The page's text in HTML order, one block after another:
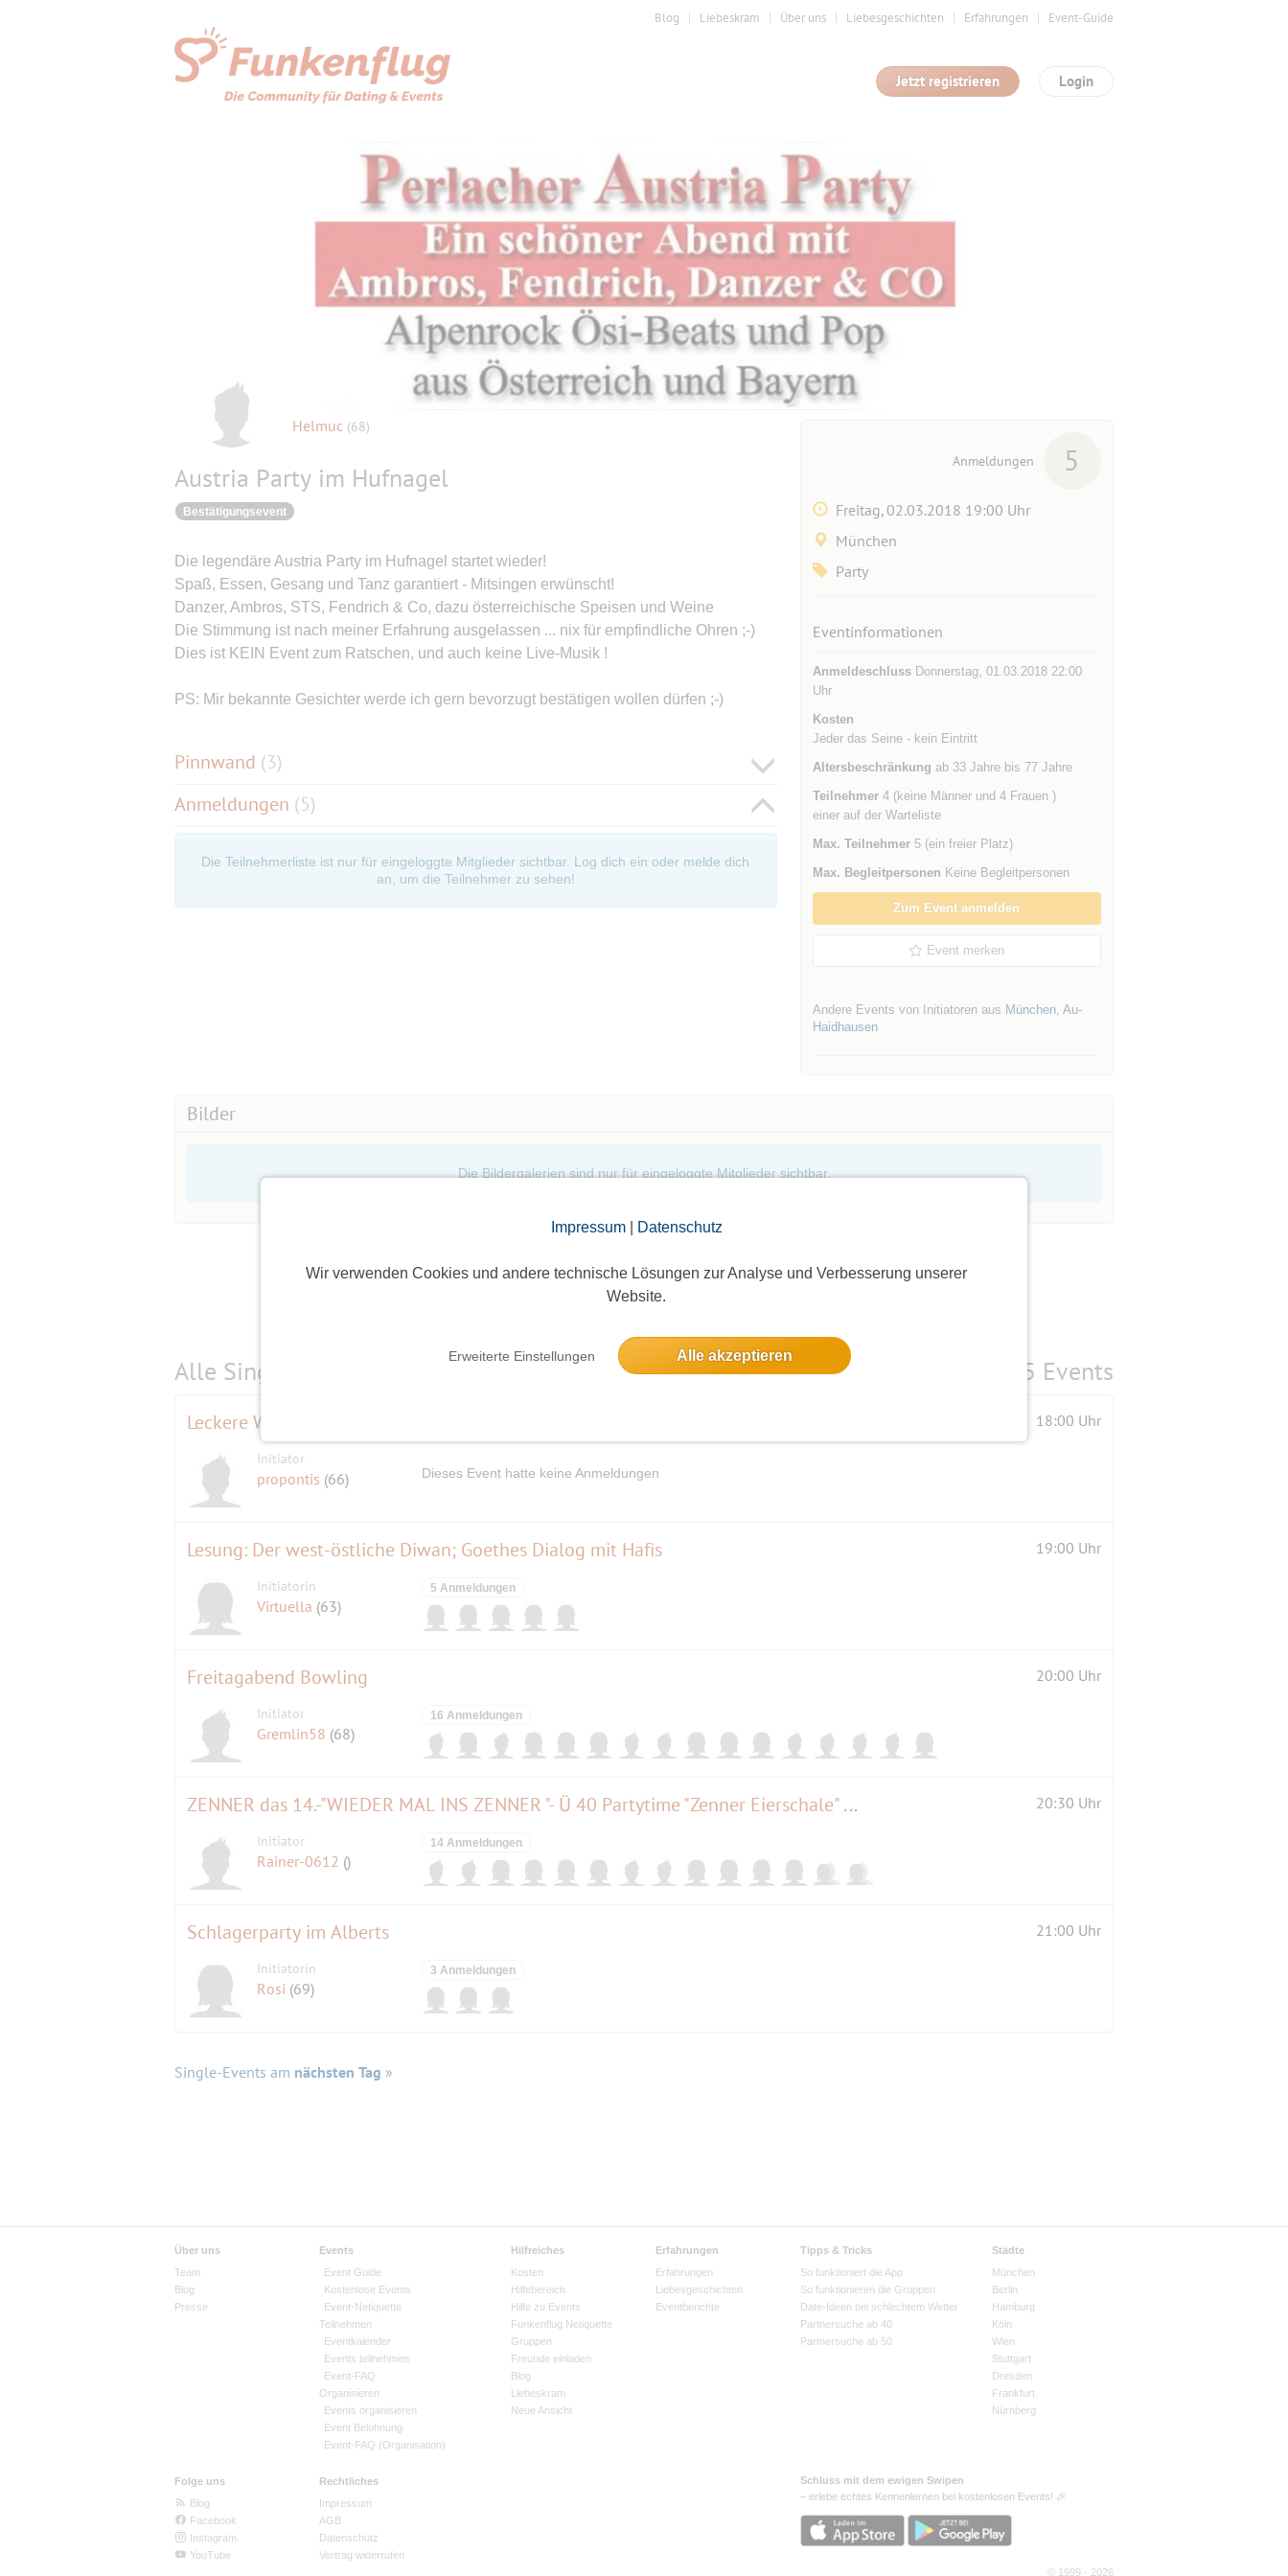
Impressum| Datenschutz
Wir verwenden Cookies und andere technische Lösungen zur Analyse und Verbesserung unserer
Website.
Erweiterte Einstellungen Alle akzeptieren
Blog Liebeskram Über uns Liebesgeschichten Erfahrungen Event-Guide
Login
Jetzt registrieren
Helmuc (68)
Austria Party im Hufnagel
Bestätigungsevent
Die legendäre Austria Party im Hufnagel startet wieder!
Spaß, Essen, Gesang und Tanz garantiert - Mitsingen erwünscht!
Danzer, Ambros, STS, Fendrich & Co, dazu österreichische Speisen und Weine
Die Stimmung ist nach meiner Erfahrung ausgelassen ... nix für empfindliche Ohren ;-)
Dies ist KEIN Event zum Ratschen, und auch keine Live-Musik !
PS: Mir bekannte Gesichter werde ich gern bevorzugt bestätigen wollen dürfen ;-)
Pinnwand (3)
Anmeldungen (5)
Die Teilnehmerliste ist nur für eingeloggte Mitglieder sichtbar. Log dich ein oder melde dich
an, um die Teilnehmer zu sehen!
Anmeldungen 5
Freitag, 02.03.2018 19:00 Uhr
München
Party
Eventinformationen
AnmeldeschlussDonnerstag, 01.03.2018 22:00
Uhr
Kosten
Jeder das Seine - kein Eintritt
Altersbeschränkung ab 33 Jahre bis 77 Jahre
Teilnehmer4 (keine Männer und 4 Frauen )
einer auf der Warteliste
Max. Teilnehmer5 (ein freier Platz)
Max. Begleitpersonen Keine Begleitpersonen
Zum Event anmelden
Event merken
Andere Events von Initiatoren aus München, Au-
Haidhausen
Bilder
Die Bildergalerien sind nur für eingeloggte Mitglieder sichtbar.
Alle Single-Events am selben Tag 5 Events
Leckere Weine im Weinhaus Köpenick 18:00 Uhr
Initiator
propontis (66) Dieses Event hatte keine Anmeldungen
Lesung: Der west-östliche Diwan; Goethes Dialog mit Hafis 19:00 Uhr
Initiatorin
Virtuella (63)
5 Anmeldungen
Freitagabend Bowling 20:00 Uhr
Initiator
Gremlin58 (68)
16 Anmeldungen
ZENNER das 14.-"WIEDER MAL INS ZENNER "- Ü 40 Partytime "Zenner Eierschale" das Original... 20:30 Uhr
Initiator
Rainer-0612 ()
14 Anmeldungen
Schlagerparty im Alberts 21:00 Uhr
Initiatorin
Rosi (69)
3 Anmeldungen
Single-Events am nächsten Tag »
Über uns
Team
Blog
Presse
Events
Event Guide
Kostenlose Events
Event-Netiquette
Teilnehmen
Eventkalender
Events teilnehmen
Event-FAQ
Organisieren
Events organisieren
Event Belohnung
Event-FAQ (Organisation)
Hilfreiches
Kosten
Hilfebereich
Hilfe zu Events
Funkenflug Netiquette
Gruppen
Freunde einladen
Blog
Liebeskram
Neue Ansicht
Erfahrungen
Erfahrungen
Liebesgeschichten
Eventberichte
Tipps & Tricks
So funktioniert die App
So funktionieren die Gruppen
Date-Ideen bei schlechtem Wetter
Partnersuche ab 40
Partnersuche ab 50
Städte
München
Berlin
Hamburg
Köln
Wien
Stuttgart
Dresden
Frankfurt
Nürnberg
Folge uns
Blog
Facebook
Instagram
YouTube
Rechtliches
Impressum
AGB
Datenschutz
Vertrag widerrufen
Schluss mit dem ewigen Swipen
– erlebe echtes Kennenlernen bei kostenlosen Events! 🎉
© 1999 - 2026